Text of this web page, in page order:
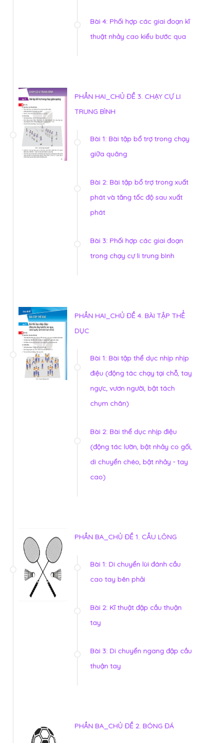
Bài 4: Phối hợp các giai đoạn kĩ
thuật nhảy cao kiểu bước qua
PHẦN HAI_CHỦ ĐỀ 3. CHẠY CỰ LI
TRUNG BÌNH
Bài 1: Bài tập bổ trợ trong chạy
giữa quãng
Bài 2: Bài tập bổ trợ trong xuất
phát và tăng tốc độ sau xuất
phát
Bài 3: Phối hợp các giai đoạn
trong chạy cự li trung bình
PHẦN HAI_CHỦ ĐỀ 4. BÀI TẬP THỂ
DỤC
Bài 1: Bài tập thể dục nhịp nhịp
điệu (động tác chạy tại chỗ, tay
ngực, vươn người, bật tách
chụm chân)
Bài 2: Bài thể dục nhịp điệu
(động tác lườn, bật nhảy co gối,
di chuyển chéo, bật nhảy - tay
cao)
PHẦN BA_CHỦ ĐỀ 1. CẦU LÔNG
Bài 1: Di chuyển lùi đánh cầu
cao tay bên phải
Bài 2: Kĩ thuật đập cầu thuận
tay
Bài 3: Di chuyển ngang đập cầu
thuận tay
PHẦN BA_CHỦ ĐỀ 2. BÓNG ĐÁ